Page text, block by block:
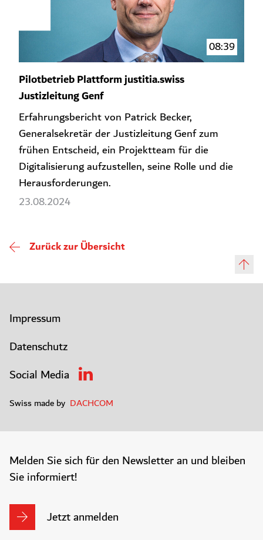
08:39
Pilotbetrieb Plattform justitia.swiss
Justizleitung Genf
Erfahrungsbericht von Patrick Becker,
Generalsekretär der Justizleitung Genf zum
frühen Entscheid, ein Projektteam für die
Digitalisierung aufzustellen, seine Rolle und die
Herausforderungen.
23.08.2024
Zurück zur Übersicht
Impressum
Datenschutz
Social Media
Swiss made by DACHCOM
Melden Sie sich für den Newsletter an und bleiben
Sie informiert!
Jetzt anmelden